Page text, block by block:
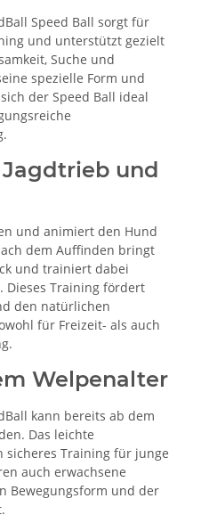
Speed Ball sorgt für
und unterstützt gezielt
Suche und
spezielle Form und
der Speed Ball ideal
und
und animiert den Hund
dem Auffinden bringt
und trainiert dabei
Dieses Training fördert
den natürlichen
für Freizeit- als auch
Welpenalter
kann bereits ab dem
Das leichte
sicheres Training für junge
auch erwachsene
Bewegungsform und der